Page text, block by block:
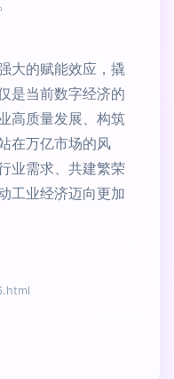
大的赋能效应，撬
是当前数字经济的
高质量发展、构筑
在万亿市场的风
业需求、共建繁荣
工业经济迈向更加